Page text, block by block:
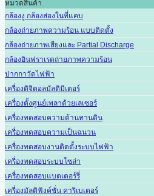
หมวดสินค้า
กล้องงู กล้องส่องในที่แคบ
กล้องถ่ายภาพความร้อน แบบติดตั้ง
กล้องถ่ายภาพเสียงและ Partial Discharge
กล้องอินฟราเรดถ่ายภาพความร้อน
ปากกาวัดไฟฟ้า
เครื่องดิจิตอลมัลติมิเตอร์
เครื่องตั้งศูนย์เพลาด้วยเลเซอร์
เครื่องทดสอบความต้านทานดิน
เครื่องทดสอบความเป็นฉนวน
เครื่องทดสอบงานติดตั้งระบบไฟฟ้า
เครื่องทดสอบระบบโซล่า
เครื่องทดสอบแบตเตอร์รี่
เครื่องมัลติฟังค์ชั่น คาริเบเตอร์